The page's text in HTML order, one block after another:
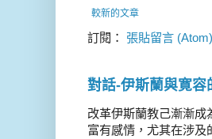
較新的文章
訂閱： 張貼留言 (Atom)
對話-伊斯蘭與寛容
改革伊斯蘭教己漸漸成
富有感情，尤其在涉及